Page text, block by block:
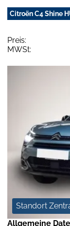
Citroën C4 Shine
Preis:
MWSt:
Standort
Allgemeine